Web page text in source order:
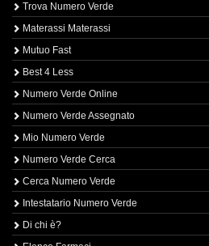
Trova Numero Verde
Materassi Materassi
Mutuo Fast
Best 4 Less
Numero Verde Online
Numero Verde Assegnato
Mio Numero Verde
Numero Verde Cerca
Cerca Numero Verde
Intestatario Numero Verde
Di chi è?